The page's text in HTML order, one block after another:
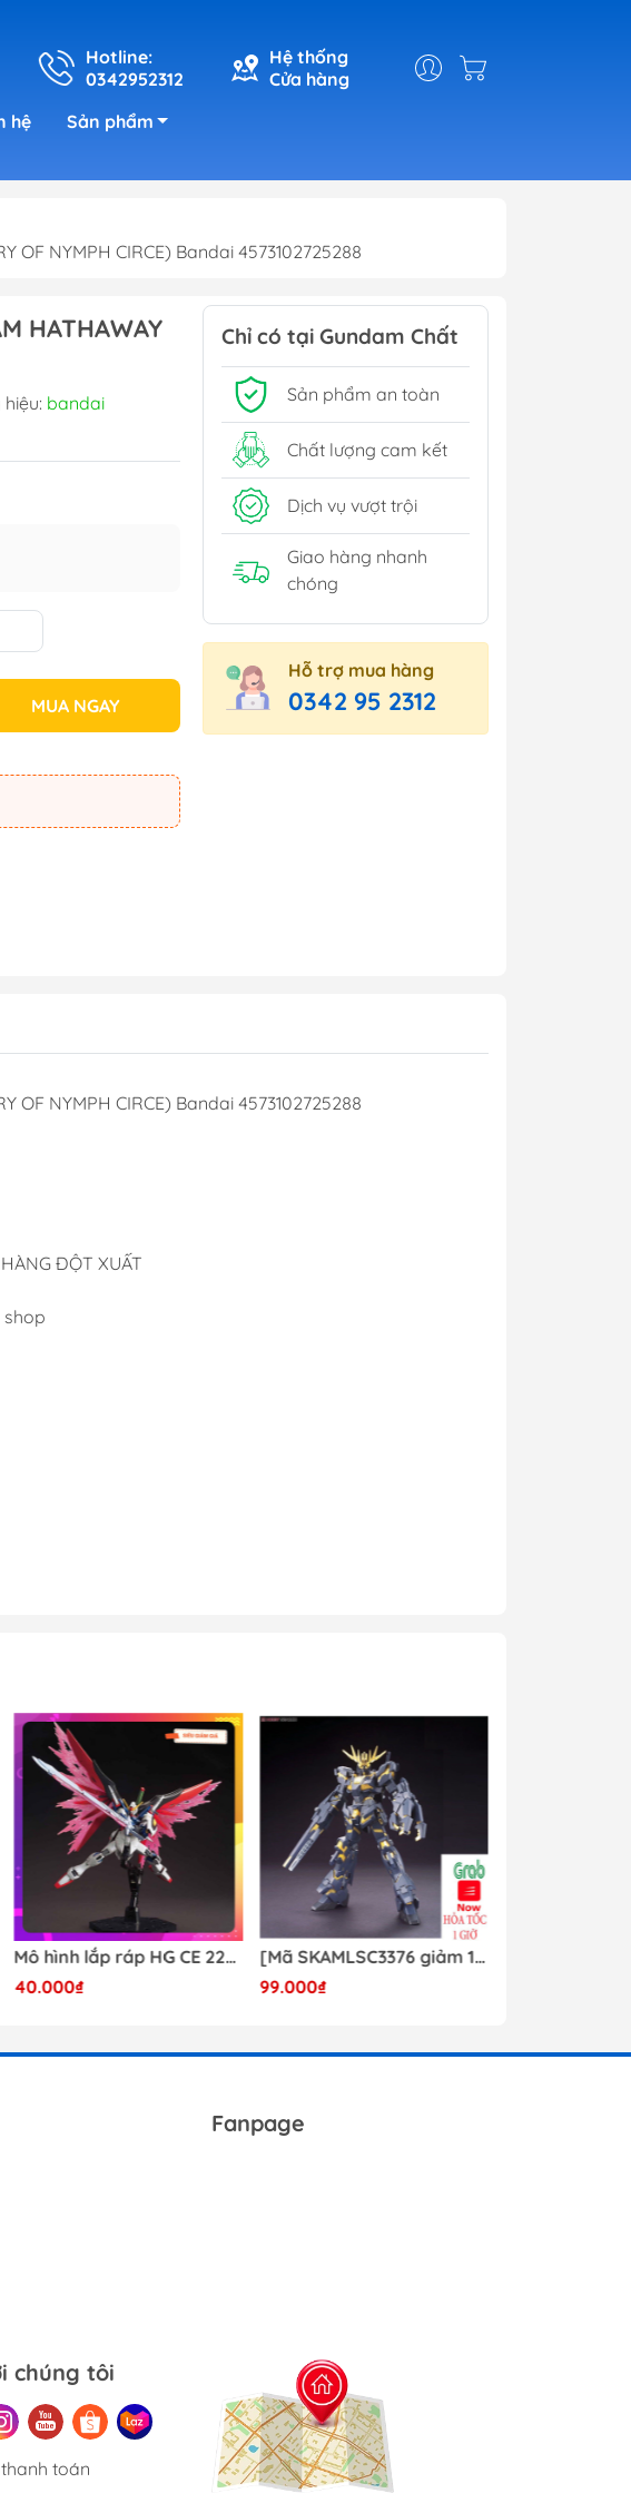
Hotline:
0342952312
Hệ thống
Cửa hàng
hệ Sản phẩm
Dụng Cụ Stedi
Sơn Jumpwind
Sơn, Dụng Cụ Mr Hobby
Sơn Tamiya
OF NYMPH CIRCE) Bandai 4573102725288
HATHAWAY
bandai
MUA NGAY
Chỉ có tại Gundam Chất
Sản phẩm an toàn
Chất lượng cam kết
Dịch vụ vượt trội
Giao hàng nhanh
chóng
Hỗ trợ mua hàng
0342 95 2312
OF NYMPH CIRCE) Bandai 4573102725288
ĐỘT XUẤT
shop
Mô hình lắp ráp HG CE 224 Destiny Revive Daban [TẶNG WING EFFECT]
40.000₫
[Mã SKAMLSC3376 giảm 10% đơn 100K] Mô Hình lắp ráp Gundam HG Unicorn Gundam 02 Banshee (Destroy Mode) 134 Daban
99.000₫
Fanpage
chúng tôi
toán